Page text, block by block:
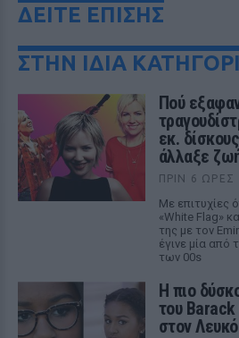
ΔΕΙΤΕ ΕΠΙΣΗΣ
ΣΤΗΝ ΙΔΙΑ
Πού
εκ.
άλλαξε
ΠΡΙΝ 6 ΏΡΕΣ
Με επιτυχίες
«White Flag»
της με τον
έγινε μία από
των 00s
Η πιο
του
στον